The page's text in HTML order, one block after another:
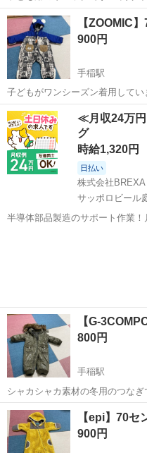
き始めた頃に使ってたので状態いいです。 他にも子ど
しています(^^)
北海道 札幌市
【ZOOMIC
900円
手稲駅
子どもがワンシーズン着用して
り、くるんと白いところをひっ
とができます(^^) 他にも
北海道 札幌市 手稲駅
≪月収24万
グ
時給1,320円
日払い
株式会社BREXA
サッポロビール
半導体部品製造のサポート作業
【G-
800円
手稲駅
シャカシャカ素材の冬用のつなぎです⭐︎ 他にも70センチ出
す！
北海道 札幌市 手稲駅
【epi】70
900円